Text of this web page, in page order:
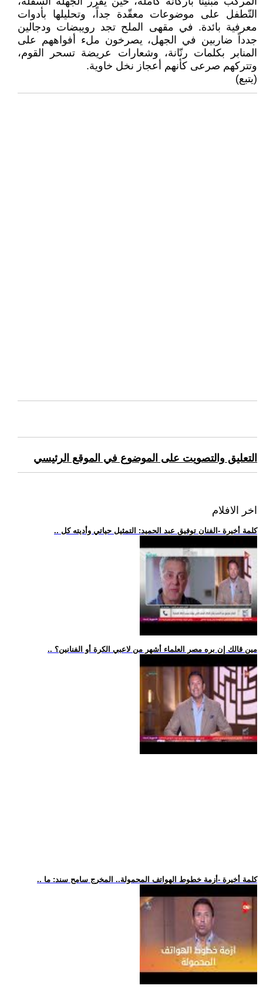
التّطفل على موضوعات معقّدة جداً، وتحليلها بأدوات
معرفية بائدة. في مقهى الملح تجد رويبضات ودجالين
جدداً ضاربين في الجهل، يصرخون ملء أفواههم على
المنابر بكلمات رنّانة، وشعارات عريضة تسحر القوم،
وتتركهم صرعى كأنهم أعجاز نخل خاوية.
(يتبع)
التعليق والتصويت على الموضوع في الموقع الرئيسي
اخر الافلام
.. كلمة أخيرة -الفنان توفيق عبد الحميد: التمثيل حياتي وأديته كل
.. مين قالك إن بره مصر العلماء أشهر من لاعبي الكرة أو الفنانين؟
.. كلمة أخيرة -أزمة خطوط الهواتف المحمولة.. المخرج سامح سند: ما